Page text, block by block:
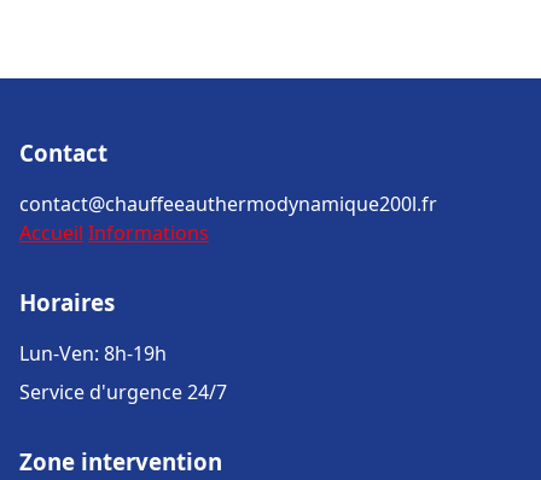
Contact
contact@chauffeeauthermodynamique200l.fr
Accueil Informations
Horaires
Lun-Ven: 8h-19h
Service d'urgence 24/7
Zone intervention